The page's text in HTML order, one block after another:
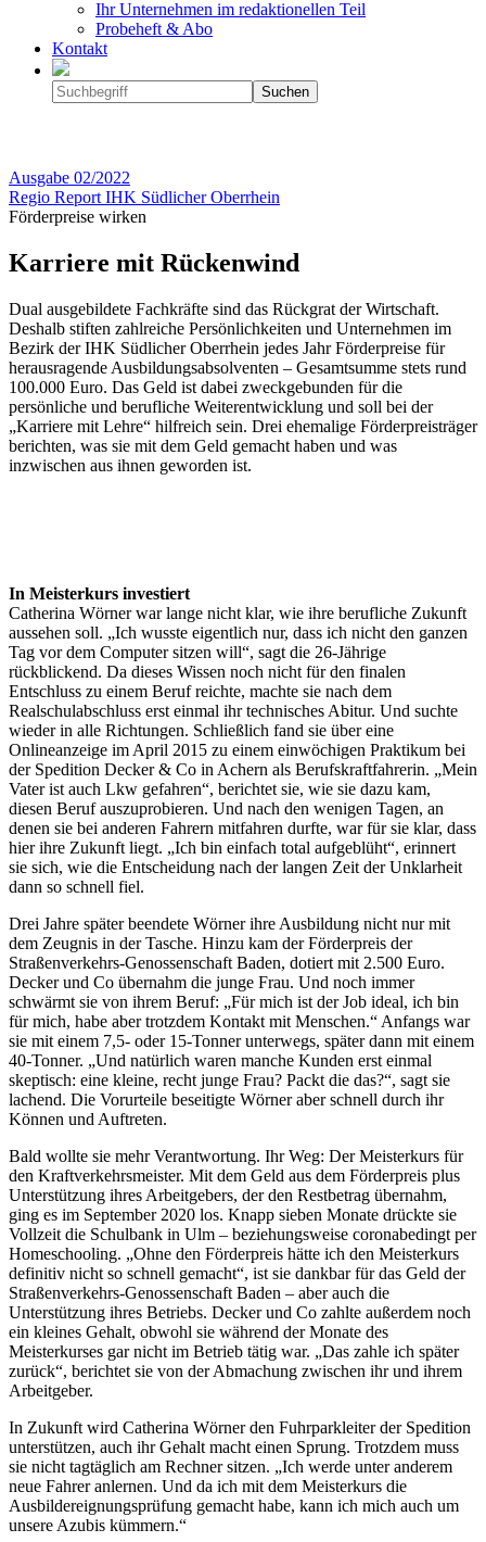
Ihr Unternehmen im redaktionellen Teil
Probeheft & Abo
Kontakt
Ausgabe 02/2022
Regio Report IHK Südlicher Oberrhein
Förderpreise wirken
Karriere mit Rückenwind
Dual ausgebildete Fachkräfte sind das Rückgrat der Wirtschaft.
Deshalb stiften zahlreiche Persönlichkeiten und Unternehmen im
Bezirk der IHK Südlicher Oberrhein jedes Jahr Förderpreise für
herausragende Ausbildungsabsolventen – Gesamtsumme stets rund
100.000 Euro. Das Geld ist dabei zweckgebunden für die
persönliche und berufliche Weiterentwicklung und soll bei der
„Karriere mit Lehre“ hilfreich sein. Drei ehemalige Förderpreisträger
berichten, was sie mit dem Geld gemacht haben und was
inzwischen aus ihnen geworden ist.
In Meisterkurs investiert
Catherina Wörner war lange nicht klar, wie ihre berufliche Zukunft
aussehen soll. „Ich wusste eigentlich nur, dass ich nicht den ganzen
Tag vor dem Computer sitzen will“, sagt die 26-Jährige
rückblickend. Da dieses Wissen noch nicht für den finalen
Entschluss zu einem Beruf reichte, machte sie nach dem
Realschulabschluss erst einmal ihr technisches Abitur. Und suchte
wieder in alle Richtungen. Schließlich fand sie über eine
Onlineanzeige im April 2015 zu einem einwöchigen Praktikum bei
der Spedition Decker & Co in Achern als Berufskraftfahrerin. „Mein
Vater ist auch Lkw gefahren“, berichtet sie, wie sie dazu kam,
diesen Beruf auszuprobieren. Und nach den wenigen Tagen, an
denen sie bei anderen Fahrern mitfahren durfte, war für sie klar, dass
hier ihre Zukunft liegt. „Ich bin einfach total aufgeblüht“, erinnert
sie sich, wie die Entscheidung nach der langen Zeit der Unklarheit
dann so schnell fiel.
Drei Jahre später beendete Wörner ihre Ausbildung nicht nur mit
dem Zeugnis in der Tasche. Hinzu kam der Förderpreis der
Straßenverkehrs-Genossenschaft Baden, dotiert mit 2.500 Euro.
Decker und Co übernahm die junge Frau. Und noch immer
schwärmt sie von ihrem Beruf: „Für mich ist der Job ideal, ich bin
für mich, habe aber trotzdem Kontakt mit Menschen.“ Anfangs war
sie mit einem 7,5- oder 15-Tonner unterwegs, später dann mit einem
40-Tonner. „Und natürlich waren manche Kunden erst einmal
skeptisch: eine kleine, recht junge Frau? Packt die das?“, sagt sie
lachend. Die Vorurteile beseitigte Wörner aber schnell durch ihr
Können und Auftreten.
Bald wollte sie mehr Verantwortung. Ihr Weg: Der Meisterkurs für
den Kraftverkehrsmeister. Mit dem Geld aus dem Förderpreis plus
Unterstützung ihres Arbeitgebers, der den Restbetrag übernahm,
ging es im September 2020 los. Knapp sieben Monate drückte sie
Vollzeit die Schulbank in Ulm – beziehungsweise coronabedingt per
Homeschooling. „Ohne den Förderpreis hätte ich den Meisterkurs
definitiv nicht so schnell gemacht“, ist sie dankbar für das Geld der
Straßenverkehrs-Genossenschaft Baden – aber auch die
Unterstützung ihres Betriebs. Decker und Co zahlte außerdem noch
ein kleines Gehalt, obwohl sie während der Monate des
Meisterkurses gar nicht im Betrieb tätig war. „Das zahle ich später
zurück“, berichtet sie von der Abmachung zwischen ihr und ihrem
Arbeitgeber.
In Zukunft wird Catherina Wörner den Fuhrparkleiter der Spedition
unterstützen, auch ihr Gehalt macht einen Sprung. Trotzdem muss
sie nicht tagtäglich am Rechner sitzen. „Ich werde unter anderem
neue Fahrer anlernen. Und da ich mit dem Meisterkurs die
Ausbildereignungsprüfung gemacht habe, kann ich mich auch um
unsere Azubis kümmern.“